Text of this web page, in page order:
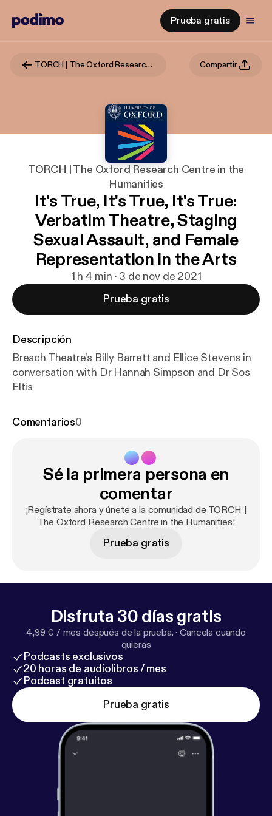
Prueba gratis
TORCH | The Oxford Research Centre in the Humanities Compartir
TORCH | The Oxford Research Centre in the
Humanities
It's True, It's True, It's True:
Verbatim Theatre, Staging
Sexual Assault, and Female
Representation in the Arts
1 h 4 min · 3 de nov de 2021
Prueba gratis
Descripción
Breach Theatre's Billy Barrett and Ellice Stevens in
conversation with Dr Hannah Simpson and Dr Sos
Eltis
Comentarios0
Sé la primera persona en
comentar
¡Regístrate ahora y únete a la comunidad de TORCH |
The Oxford Research Centre in the Humanities!
Prueba gratis
Disfruta 30 días gratis
4,99 € / mes después de la prueba. ·Cancela cuando
quieras
Podcasts exclusivos
20 horas de audiolibros / mes
Podcast gratuitos
Prueba gratis